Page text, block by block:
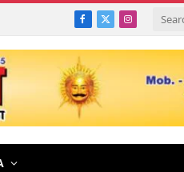
Facebook
X
Instagram